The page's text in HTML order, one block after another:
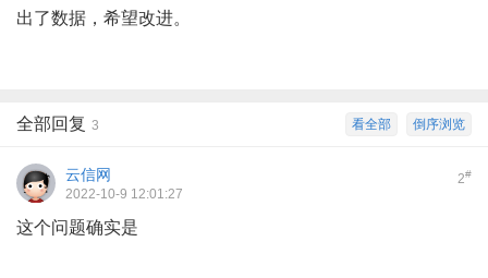
出了数据，希望改进。
倒序浏览
看全部
全部回复 3
2#
云信网
2022-10-9 12:01:27
这个问题确实是